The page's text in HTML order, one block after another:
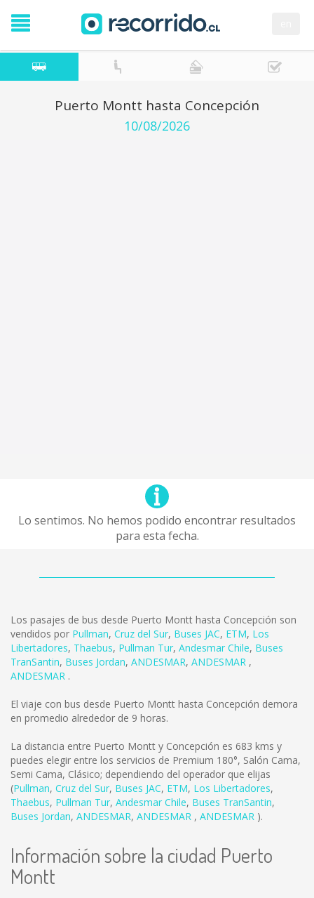
Puerto Montt hasta Concepción
10/08/2026
Lo sentimos. No hemos podido encontrar resultados
para esta fecha.
Los pasajes de bus desde Puerto Montt hasta Concepción son
vendidos por Pullman, Cruz del Sur, Buses JAC, ETM, Los
Libertadores, Thaebus, Pullman Tur, Andesmar Chile, Buses
TranSantin, Buses Jordan, ANDESMAR, ANDESMAR ,
ANDESMAR .
El viaje con bus desde Puerto Montt hasta Concepción demora
en promedio alrededor de 9 horas.
La distancia entre Puerto Montt y Concepción es 683 kms y
puedes elegir entre los servicios de Premium 180°, Salón Cama,
Semi Cama, Clásico; dependiendo del operador que elijas
(Pullman, Cruz del Sur, Buses JAC, ETM, Los Libertadores,
Thaebus, Pullman Tur, Andesmar Chile, Buses TranSantin,
Buses Jordan, ANDESMAR, ANDESMAR , ANDESMAR ).
Información sobre la ciudad Puerto
Montt